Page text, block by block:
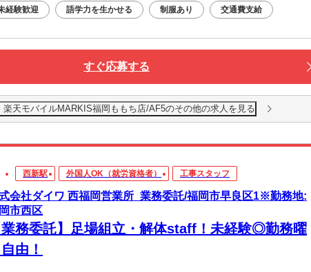
経験歓迎 語学力を生かせる 制服あり 交通費支給
すぐ応募する
天モバイルMARKIS福岡ももち店/AF5のその他の求人を見る
西新駅 外国人OK（就労資格者） 工事スタッフ
会社ダイワ 西福岡営業所_業務委託/福岡市早良区1※勤務地:
市西区
業務委託】足場組立・解体staff！未経験◎勤務曜
由！